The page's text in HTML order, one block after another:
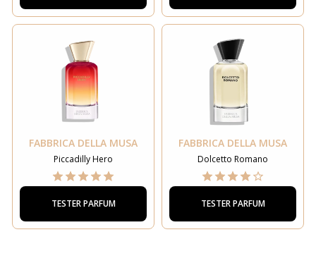
FABBRICA DELLA MUSA
Piccadilly Hero
TESTER PARFUM
FABBRICA DELLA MUSA
Dolcetto Romano
TESTER PARFUM